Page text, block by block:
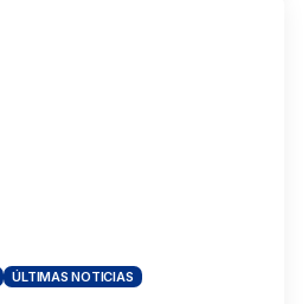
ÚLTIMAS NOTICIAS